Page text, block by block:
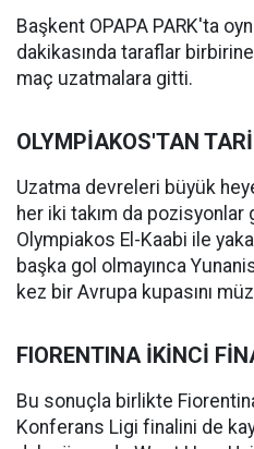
Başkent OPAPA PARK'ta
dakikasında taraflar
maç uzatmalara gitti.
OLYMPİAKOS'TAN
Uzatma devreleri büyük
her iki takım da
Olympiakos El-Kaabi ile
başka gol olmayınca
kez bir Avrupa kupasını
FIORENTINA İKİNCİ
Bu sonuçla birlikte
Konferans Ligi finalini de